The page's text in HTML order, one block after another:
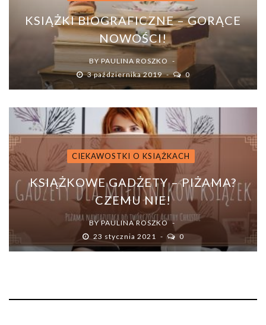
KSIĄŻKI BIOGRAFICZNE – GORĄCE
NOWOŚCI!
BYPAULINA ROSZKO
3 października 2019
0
CIEKAWOSTKI O KSIĄŻKACH
KSIĄŻKOWE GADŻETY – PIŻAMA?
CZEMU NIE!
BYPAULINA ROSZKO
23 stycznia 2021
0